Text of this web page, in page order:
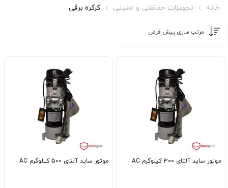
خانه تجهیزات حفاظتی و امنیتی کرکره برقی
موتور ساید آلتای 300 کیلوگرم AC موتور ساید آلتای 500 کیلوگرم AC